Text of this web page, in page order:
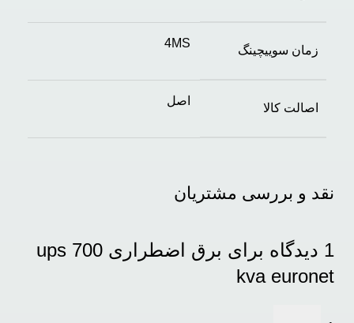
زمان سوییچینگ
4MS
اصالت کالا
اصل
نقد و بررسی مشتریان
1 دیدگاه برای
برق اضطراری ups 700
kva euronet